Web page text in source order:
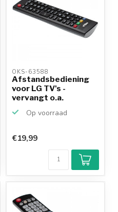
OKS-63588
Afstandsbediening
voor LG TV's -
vervangt o.a.
Op voorraad
€19,99